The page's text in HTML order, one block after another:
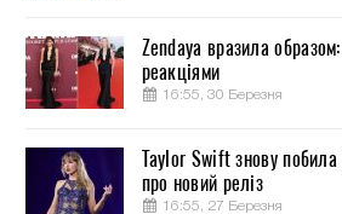
Zendaya вразила
реакціями
16:55, 30 Березня
Taylor Swift знову
про новий реліз
16:55, 27 Березня